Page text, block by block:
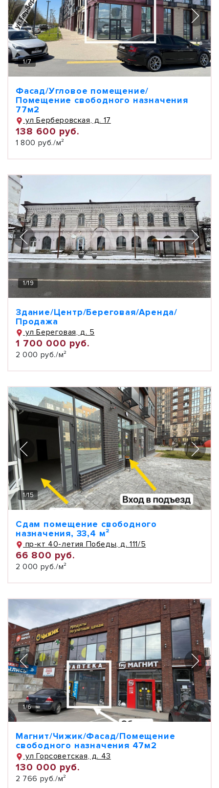
1/7
Фасад/Угловое помещение/
Помещение свободного назначения
77м2
ул Берберовская, д. 17
138 600 руб.
1 800 руб./м²
1/19
Здание/Центр/Береговая/Аренда/
Продажа
ул Береговая, д. 5
1 700 000 руб.
2 000 руб./м²
1/15
Сдам помещение свободного
назначения, 33,4 м²
пр-кт 40-летия Победы, д. 111/5
66 800 руб.
2 000 руб./м²
1/6
Магнит/Чижик/Фасад/Помещение
свободного назначения 47м2
ул Горсоветская, д. 43
130 000 руб.
2 766 руб./м²